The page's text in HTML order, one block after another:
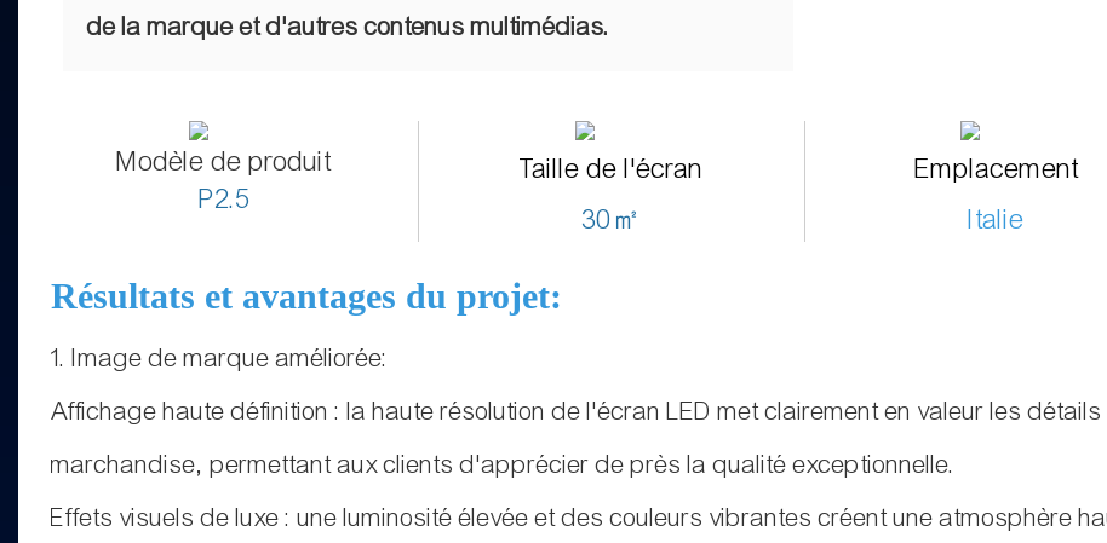
de la marque et d'autres contenus multimédias.
Modèle de produit
P2.5
Taille de l'écran
30㎡
Emplacement
Italie
Résultats et avantages du projet:
1. Image de marque améliorée:
Affichage haute définition : la haute résolution de l'écran LED met clairement en valeur les
marchandise, permettant aux clients d'apprécier de près la qualité exceptionnelle.
Effets visuels de luxe : une luminosité élevée et des couleurs vibrantes créent une atmosphère